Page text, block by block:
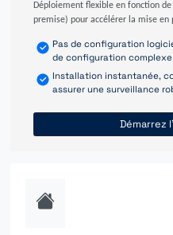
Déploiement flexible en fonction
premise) pour accélérer la mise en
Pas de configuration
de configuration complexe
Installation instantanée,
assurer une surveillance
Démarrez